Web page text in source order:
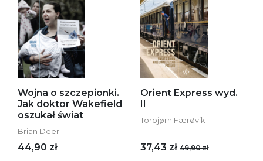
Wojna o szczepionki.
Jak doktor Wakefield
oszukał świat
Brian Deer
44,90 zł
Orient Express wyd.
Torbjørn Færøvik
37,43 zł 49,90 zł